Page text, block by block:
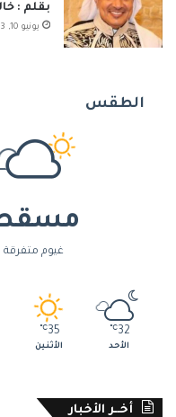
بقلم :
يونيو 10, 2023
الطقس
غيوم متفرقة
32
℃
الأحد
35
℃
الأثنين
أخــر الأخبار